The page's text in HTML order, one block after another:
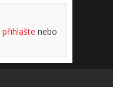
přihlašte nebo